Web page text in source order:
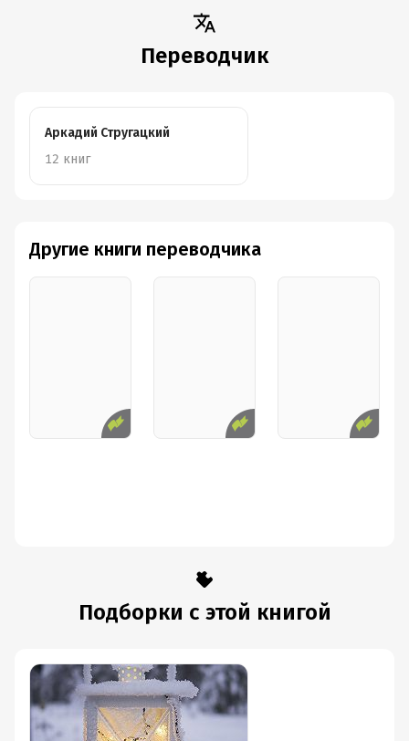
О том, как в Такадати явился Судзуки Сабуро Сигэиэ
Дата поступления:
Аркадий Стругацкий
Переводчик
Аркадий Стругацкий
12 книг
Другие книги переводчика
Подборки с этой книгой